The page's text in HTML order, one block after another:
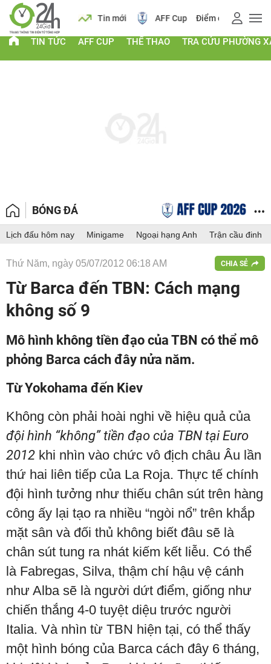
Lịch Tin mới AFF Cup Điểm chuẩn 2026
TIN TỨC AFF CUP THỂ THAO TRA CỨU PHƯỜNG
BÓNG ĐÁ
Lịch đấu hôm nay Minigame Ngoại hạng Anh Trận cầu đinh
Thứ Năm, ngày 05/07/2012 06:18 AM CHIA SẺ
Từ Barca đến TBN: Cách mạng
không số 9
Mô hình không tiền đạo của TBN có thể mô
phỏng Barca cách đây nửa năm.
Từ Yokohama đến Kiev
Không còn phải hoài nghi về hiệu quả của
đội hình “không” tiền đạo của TBN tại Euro
2012 khi nhìn vào chức vô địch châu Âu lần
thứ hai liên tiếp của La Roja. Thực tế chính
đội hình tưởng như thiếu chân sút trên hàng
công ấy lại tạo ra nhiều “ngòi nổ” trên khắp
mặt sân và đối thủ không biết đâu sẽ là
chân sút tung ra nhát kiếm kết liễu. Có thể
là Fabregas, Silva, thậm chí hậu vệ cánh
như Alba sẽ là người dứt điểm, giống như
chiến thắng 4-0 tuyệt diệu trước người
Italia. Và nhìn từ TBN hiện tại, có thể thấy
một hình bóng của Barca cách đây 6 tháng,